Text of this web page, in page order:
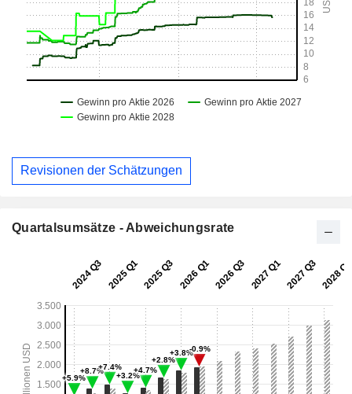
Revisionen der Schätzungen
Quartalsumsätze - Abweichungsrate